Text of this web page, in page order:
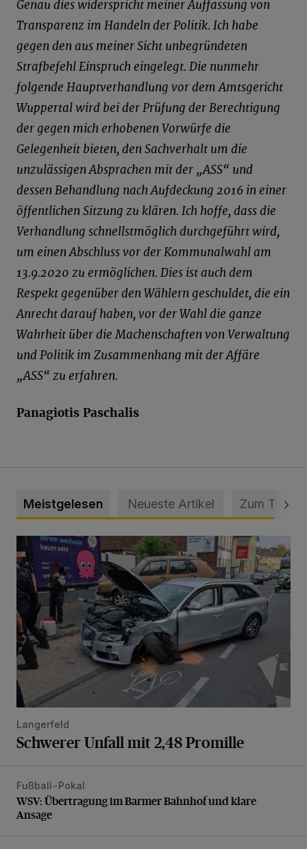
Genau dies widerspricht meiner Auffassung von
Transparenz im Handeln der Politik. Ich habe
gegen den aus meiner Sicht unbegründeten
Strafbefehl Einspruch eingelegt. Die nunmehr
folgende Hauptverhandlung vor dem Amtsgericht
Wuppertal wird bei der Prüfung der Berechtigung
der gegen mich erhobenen Vorwürfe die
Gelegenheit bieten, den Sachverhalt um die
unzulässigen Absprachen mit der „ASS“ und
dessen Behandlung nach Aufdeckung 2016 in einer
öffentlichen Sitzung zu klären. Ich hoffe, dass die
Verhandlung schnellstmöglich durchgeführt wird,
um einen Abschluss vor der Kommunalwahl am
13.9.2020 zu ermöglichen. Dies ist auch dem
Respekt gegenüber den Wählern geschuldet, die ein
Anrecht darauf haben, vor der Wahl die ganze
Wahrheit über die Machenschaften von Verwaltung
und Politik im Zusammenhang mit der Affäre
„ASS“ zu erfahren.
Panagiotis Paschalis
Meistgelesen Neueste Artikel Zum Thema
Schwerer Unfall mit 2,48 Promille
Langerfeld
Schwerer Unfall mit 2,48 Promille
WSV: Übertragung im Barmer Bahnhof und klare Ansage
Fußball-Pokal
WSV: Übertragung im Barmer Bahnhof und klare
Ansage